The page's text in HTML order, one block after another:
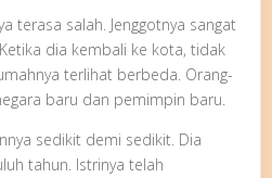
terasa salah. Jenggotnya sangat
dia kembali ke kota, tidak
terlihat berbeda. Orang-
baru dan pemimpin baru.
sedikit demi sedikit. Dia
tahun. Istrinya telah